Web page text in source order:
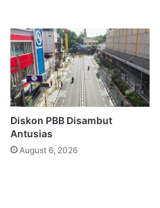
Diskon PBB Disambut
Antusias
August 6, 2026